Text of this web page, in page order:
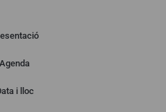
Agenda
i lloc